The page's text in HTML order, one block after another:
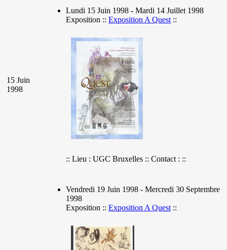
15 Juin
1998
Lundi 15 Juin 1998 - Mardi 14 Juillet 1998
Exposition :: Exposition A Quest ::
:: Lieu : UGC Bruxelles :: Contact : ::
Vendredi 19 Juin 1998 - Mercredi 30 Septembre
1998
Exposition :: Exposition A Quest ::